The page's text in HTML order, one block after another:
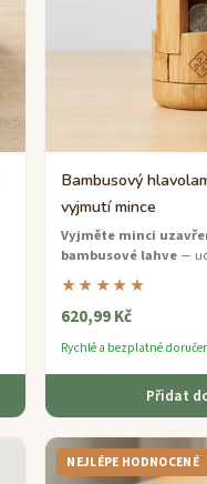
Bambusový
vyjmutí mince
Vyjměte minci
bambusové lahve—
středně obtížný
mechanismem otáčení.
★★★★★
620,99 Kč
Rychlé a bezplatné
Přidat
NEJLÉPE HODNOCENÉ